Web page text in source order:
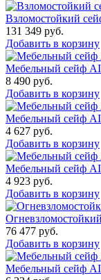
Взломостойкий
131 349 руб.
Добавить в корзину
Мебельный сейф
8 490 руб.
Добавить в корзину
Мебельный сейф
4 627 руб.
Добавить в корзину
Мебельный сейф
4 923 руб.
Добавить в корзину
76 477 руб.
Добавить в корзину
Мебельный сейф